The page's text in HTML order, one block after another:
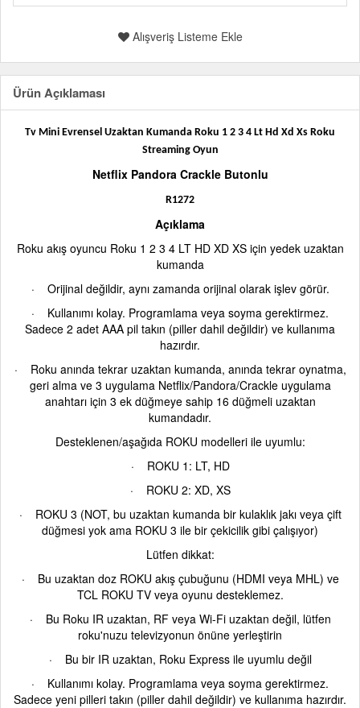
Alışveriş Listeme Ekle
Ürün Açıklaması
Tv Mini Evrensel Uzaktan Kumanda Roku 1 2 3 4 Lt Hd Xd Xs Roku
Streaming Oyun
Netflix Pandora Crackle Butonlu
R1272
Açıklama
Roku akış oyuncu Roku 1 2 3 4 LT HD XD XS için yedek uzaktan
kumanda
·
Orijinal değildir, aynı zamanda orijinal olarak işlev görür.
·
Kullanımı kolay. Programlama veya soyma gerektirmez.
Sadece 2 adet AAA pil takın (piller dahil değildir) ve kullanıma
hazırdır.
·
Roku anında tekrar uzaktan kumanda, anında tekrar oynatma,
geri alma ve 3 uygulama Netflix/Pandora/Crackle uygulama
anahtarı için 3 ek düğmeye sahip 16 düğmeli uzaktan
kumandadır.
Desteklenen/aşağıda ROKU modelleri ile uyumlu:
·
ROKU 1: LT, HD
·
ROKU 2: XD, XS
·
ROKU 3 (NOT, bu uzaktan kumanda bir kulaklık jakı veya çift
düğmesi yok ama ROKU 3 ile bir çekicilik gibi çalışıyor)
Lütfen dikkat:
·
Bu uzaktan doz ROKU akış çubuğunu (HDMI veya MHL) ve
TCL ROKU TV veya oyunu desteklemez.
·
Bu Roku IR uzaktan, RF veya Wi-Fi uzaktan değil, lütfen
roku'nuzu televizyonun önüne yerleştirin
·
Bu bir IR uzaktan, Roku Express ile uyumlu değil
·
Kullanımı kolay. Programlama veya soyma gerektirmez.
Sadece yeni pilleri takın (piller dahil değildir) ve kullanıma hazırdır.